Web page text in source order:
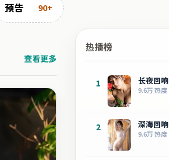
预告 90+
查看更多
热播榜
1 长夜回响
9.6万热度
2 深海回响
9.6万热度